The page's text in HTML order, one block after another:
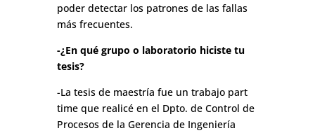
poder detectar los patrones de las fallas
más frecuentes.
-¿En qué grupo o laboratorio hiciste tu
tesis?
-La tesis de maestría fue un trabajo part
time que realicé en el Dpto. de Control de
Procesos de la Gerencia de Ingeniería